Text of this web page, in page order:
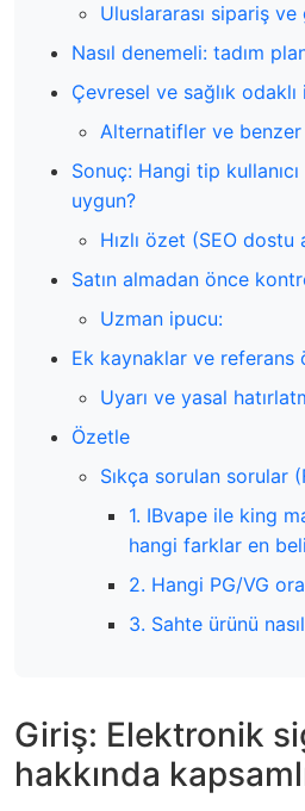
Uluslararası sipariş ve
Nasıl denemeli: tadım
Çevresel ve sağlık odaklı
Alternatifler ve
Sonuç: Hangi tip
uygun?
Hızlı özet (SEO
Satın almadan önce
Uzman ipucu:
Ek kaynaklar ve referans
Uyarı ve yasal
Özetle
Sıkça sorulan sorular
1. IBvape ile king
hangi farklar en
2. Hangi PG/VG
3. Sahte ürünü
Giriş: Elektronik
hakkında